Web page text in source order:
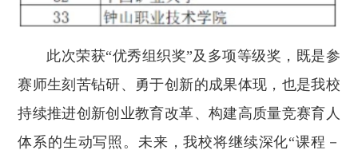
此次荣获“优秀组织奖”及多项等级奖，既是参
赛师生刻苦钻研、勇于创新的成果体现，也是我校
持续推进创新创业教育改革、构建高质量竞赛育人
体系的生动写照。未来，我校将继续深化“课程－